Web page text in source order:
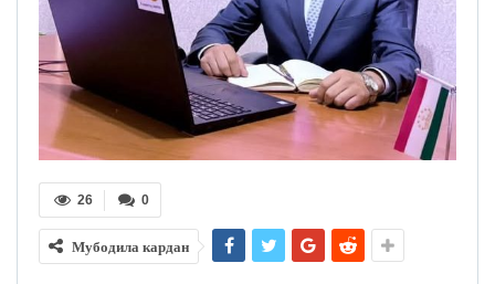
0
26
Мубодила кардан